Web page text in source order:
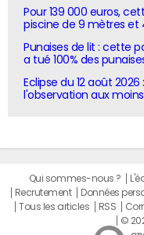
Pour 139 000 euros,
piscine de 9 mètres et
Punaises de lit : cette
a tué 100% des
Eclipse du 12 août
l'observation aux
Qui sommes-nous ?
Recrutement
Données
Tous les articles
RSS
©